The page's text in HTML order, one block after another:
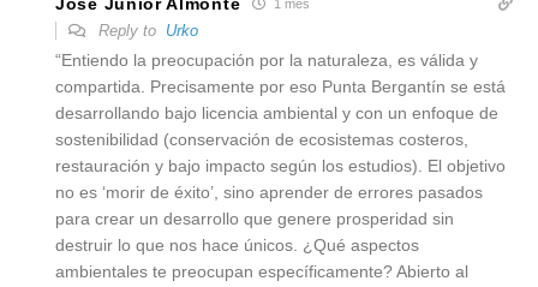
1 mes
Reply to Urko
“Entiendo la preocupación por la naturaleza, es válida y
compartida. Precisamente por eso Punta Bergantín se está
desarrollando bajo licencia ambiental y con un enfoque de
sostenibilidad (conservación de ecosistemas costeros,
restauración y bajo impacto según los estudios). El objetivo
no es ‘morir de éxito’, sino aprender de errores pasados
para crear un desarrollo que genere prosperidad sin
destruir lo que nos hace únicos. ¿Qué aspectos
ambientales te preocupan específicamente? Abierto al